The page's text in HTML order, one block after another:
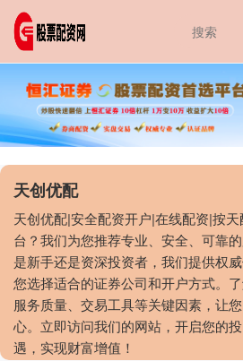
天创优配
天创优配|安全配资开户|在线配资|按
台？我们为您推荐专业、安全、可靠
是新手还是资深投资者，我们提供权
您选择适合的证券公司和开户方式。了
服务质量、交易工具等关键因素，让
心。立即访问我们的网站，开启您的
遇，实现财富增值！